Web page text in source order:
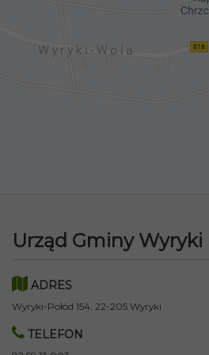
Urząd Gminy Wyryki
ADRES
Wyryki-Połód 154, 22-205 Wyryki
TELEFON